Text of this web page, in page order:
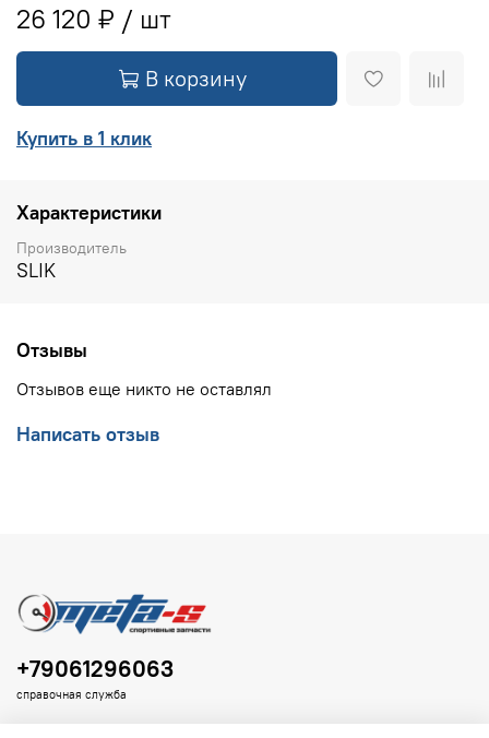
26 120 ₽
В корзину
Купить в 1 клик
Характеристики
Производитель
SLIK
Отзывы
Отзывов еще никто не оставлял
Написать отзыв
+79061296063
справочная служба